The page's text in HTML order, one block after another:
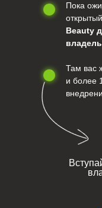
Пока
открытый
Beauty
Там вас
и более